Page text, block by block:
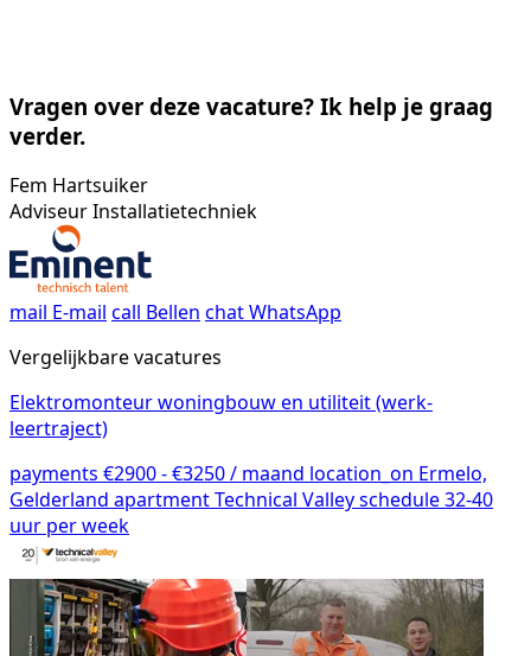
Vragen over deze vacature? Ik help je graag
verder.
Fem Hartsuiker
Adviseur Installatietechniek
mail E-mail call Bellen chatWhatsApp
Vergelijkbare vacatures
Elektromonteur woningbouw en utiliteit (werk-
leertraject)
payments €2900 - €3250 / maand location_on Ermelo,
Gelderland apartmentTechnical Valleyschedule32-40
uur per week